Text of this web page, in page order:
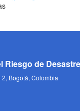
Riesgo de
Bogotá, Colombia